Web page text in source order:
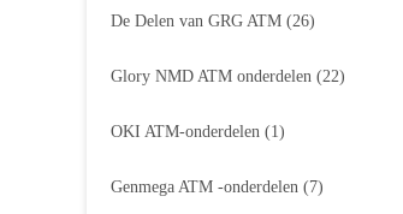
De Delen van GRG ATM (26)
Glory NMD ATM onderdelen (22)
OKI ATM-onderdelen (1)
Genmega ATM -onderdelen (7)